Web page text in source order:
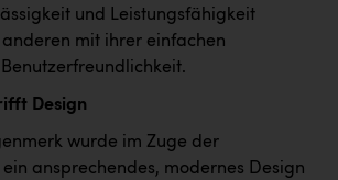
Research Institute
technology gmbh
und Leistungsfähigkeit
mit ihrer einfachen
Design
wurde im Zuge der
ansprechendes, modernes Design